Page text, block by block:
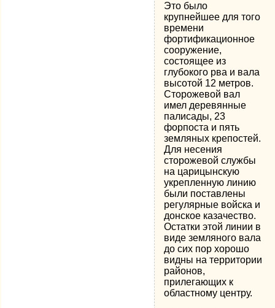
Это было
крупнейшее для того
времени
фортификационное
сооружение,
состоящее из
глубокого рва и вала
высотой 12 метров.
Сторожевой вал
имел деревянные
палисады, 23
форпоста и пять
земляных крепостей.
Для несения
сторожевой службы
на царицынскую
укрепленную линию
были поставлены
регулярные войска и
донское казачество.
Остатки этой линии в
виде земляного вала
до сих пор хорошо
видны на территории
районов,
прилегающих к
областному центру.